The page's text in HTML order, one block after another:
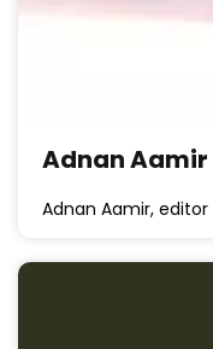
Adnan
Adnan Aamir,